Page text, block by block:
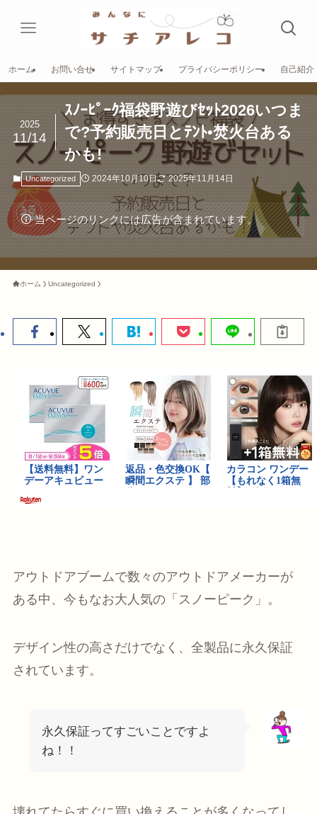
ホーム お問い合せ サイトマップ プライバシーポリシー 自己紹介
ｽﾉｰﾋﾟｰｸ福袋野遊びｾｯﾄ2026いつま
で?予約販売日とﾃﾝﾄ•焚火台ある
かも!
2025
11/14
Uncategorized 2024年10月10日 2025年11月14日
当ページのリンクには広告が含まれています。
ホーム Uncategorized
アウトドアブームで数々のアウトドアメーカーが
ある中、今もなお大人気の「スノーピーク」。
デザイン性の高さだけでなく、全製品に永久保証
されています。
永久保証ってすごいことですよ
ね！！